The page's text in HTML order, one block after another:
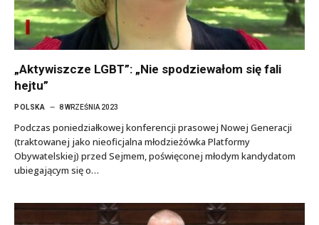
„Aktywiszcze LGBT”: „Nie spodziewałom się fali
hejtu”
POLSKA 8 WRZEŚNIA 2023
Podczas poniedziałkowej konferencji prasowej Nowej Generacji
(traktowanej jako nieoficjalna młodzieżówka Platformy
Obywatelskiej) przed Sejmem, poświęconej młodym kandydatom
ubiegającym się o…